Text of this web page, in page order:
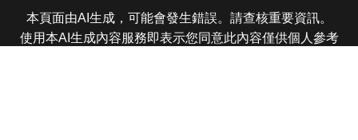
本頁面由AI生成，可能會發生錯誤。請查核重要資訊。
使用本AI生成內容服務即表示您同意此內容僅供個人參考